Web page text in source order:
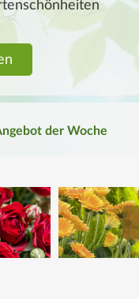
der Woche